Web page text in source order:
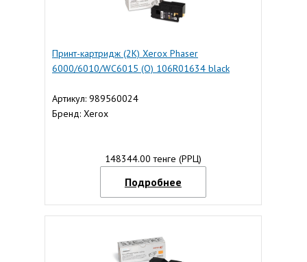
Принт-картридж (2K) Xerox Phaser
6000/6010/WC6015 (O) 106R01634 black
Артикул: 989560024
Бренд: Xerox
148344.00 тенге (РРЦ)
Подробнее